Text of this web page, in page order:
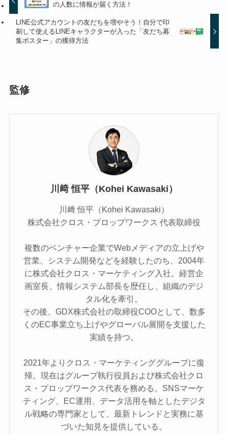
の人数に情報が届く方法！
LINE公式アカウントの友だちを増やそう！自分で印
刷して使えるLINEキャラクターが入った「友だち募
集ポスター」の獲得方法
監修
川﨑 恒平（Kohei Kawasaki）
川﨑 恒平（Kohei Kawasaki）
株式会社クロス・プロップワークス 代表取締役
複数のベンチャー企業でWebメディアの立上げや
営業、システム開発などを経験したのち、2004年
に株式会社クロス・マーケティング入社。経営企
画室長、情報システム部長を歴任し、組織のデジ
タル化を牽引。
その後、GDX株式会社の取締役COOとして、数多
くのEC事業立ち上げやグローバル展開を支援した
実績を持つ。
2021年よりクロス・マーケティンググループに復
帰。現在はグループ執行役員および株式会社クロ
ス・プロップワークス代表を務める。SNSマーケ
ティング、EC運用、データ活用を軸としたデジタ
ル戦略の専門家として、最新トレンドと実務に基
づいた知見を提供している。